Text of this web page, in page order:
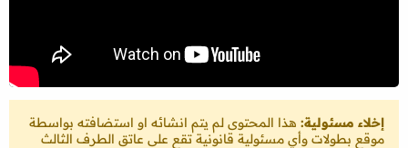
إخلاء مسئولية: هذا المحتوى لم يتم انشائه او استضافته بواسطة
موقع بطولات وأي مسئولية قانونية تقع على عاتق الطرف الثالث